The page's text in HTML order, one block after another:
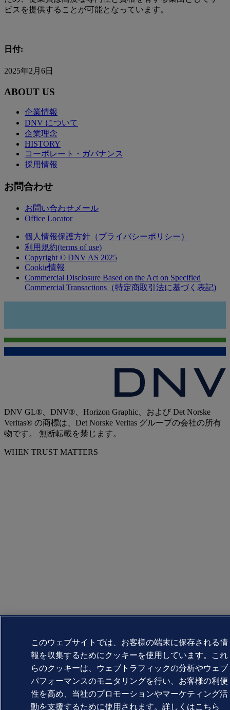
ビスを提供することが可能となっています。
日付:
2025年2月6日
ABOUT US
企業情報
DNV について
企業理念
HISTORY
コーポレート・ガバナンス
採用情報
お問合わせ
お問い合わせメール
Office Locator
個人情報保護方針（プライバシーポリシー）
利用規約(terms of use)
Copyright © DNV AS 2025
Cookie情報
Commercial Disclosure Based on the Act on Specified
Commercial Transactions（特定商取引法に基づく表記)
DNV GL®、DNV®、Horizon Graphic、および Det Norske
Veritas® の商標は、Det Norske Veritas グループの会社の所有
物です。 無断転載を禁じます。
WHEN TRUST MATTERS
このウェブサイトでは、お客様の端末に保存される情
報を収集するためにクッキーを使用しています。これ
らのクッキーは、ウェブトラフィックの分析やウェブ
パフォーマンスのモニタリングを行い、お客様の利便
性を高め、当社のプロモーションやマーケティング活
動を支援するために使用されます。詳しくはこちら